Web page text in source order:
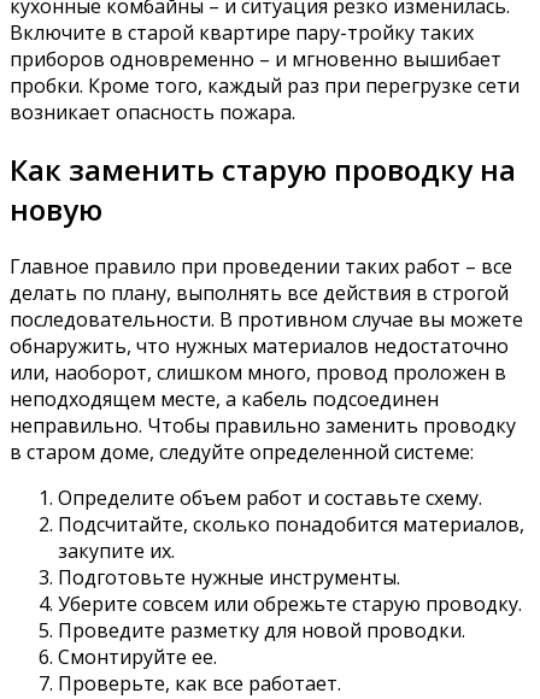
кухонные комбайны – и ситуация резко изменилась.
Включите в старой квартире пару-тройку таких
приборов одновременно – и мгновенно вышибает
пробки. Кроме того, каждый раз при перегрузке сети
возникает опасность пожара.
Как заменить старую проводку на
новую
Главное правило при проведении таких работ – все
делать по плану, выполнять все действия в строгой
последовательности. В противном случае вы можете
обнаружить, что нужных материалов недостаточно
или, наоборот, слишком много, провод проложен в
неподходящем месте, а кабель подсоединен
неправильно. Чтобы правильно заменить проводку
в старом доме, следуйте определенной системе:
Определите объем работ и составьте схему.
Подсчитайте, сколько понадобится материалов,
закупите их.
Подготовьте нужные инструменты.
Уберите совсем или обрежьте старую проводку.
Проведите разметку для новой проводки.
Смонтируйте ее.
Проверьте, как все работает.